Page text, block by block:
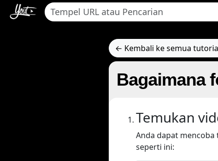
← Kembali ke semua
Bagaimana
Temukan
Anda dapat
seperti ini: